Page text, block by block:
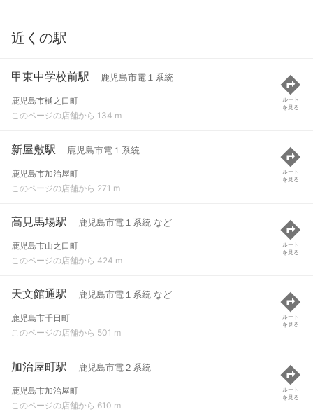
近くの駅
甲東中学校前駅 鹿児島市電１系統
鹿児島市樋之口町
このページの店舗から 134 m
ルート
を見る
新屋敷駅 鹿児島市電１系統
鹿児島市加治屋町
このページの店舗から 271 m
ルート
を見る
高見馬場駅 鹿児島市電１系統 など
鹿児島市山之口町
このページの店舗から 424 m
ルート
を見る
天文館通駅 鹿児島市電１系統 など
鹿児島市千日町
このページの店舗から 501 m
ルート
を見る
加治屋町駅 鹿児島市電２系統
鹿児島市加治屋町
このページの店舗から 610 m
ルート
を見る